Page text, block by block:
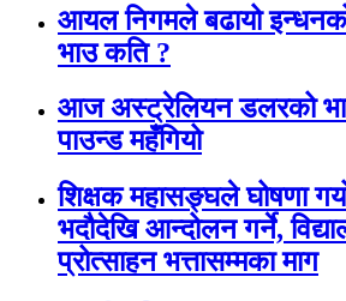
आयल निगमले बढायो
भाउ कति ?
आज अस्ट्रेलियन डलरको
पाउन्ड महँगियो
शिक्षक महासङ्घले घोषणा
भदौदेखि आन्दोलन गर्ने,
प्रोत्साहन भत्तासम्मका माग